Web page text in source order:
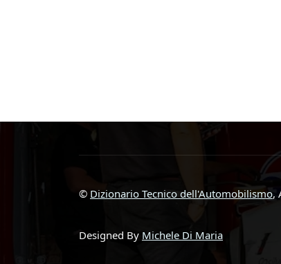
© Dizionario Tecnico dell'Automobilismo,
Designed By Michele Di Maria